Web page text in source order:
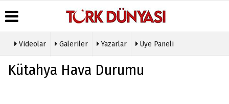
Üye Paneli
Haber
Durumu
Yazarları
Videolar Galeriler Yazarlar Üye Paneli
Kütahya Hava Durumu